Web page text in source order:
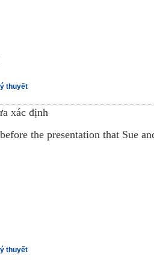
thuyết
xác định
the presentation that Sue
thuyết